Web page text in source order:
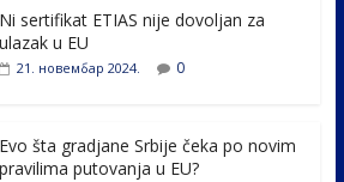
Ni sertifikat ETIAS nije dovoljan za
ulazak u EU
21. новембар 2024. 0
Evo šta gradjane Srbije čeka po novim
pravilima putovanja u EU?